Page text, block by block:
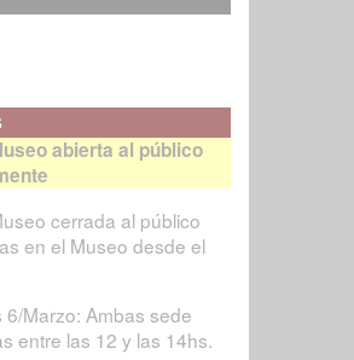
abierta al público
cerrada al público
en el Museo desde el
6/Marzo: Ambas sede
entre las 12 y las 14hs.